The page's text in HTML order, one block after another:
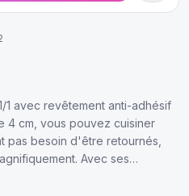
1 avec revêtement anti-adhésif
cm, vous pouvez cuisiner
pas besoin d'être retournés,
Avec ses
récipient convient aux pizzas